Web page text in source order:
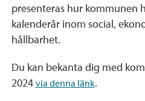
presenteras hur kommunen
kalenderår inom social,
hållbarhet.
Du kan bekanta dig med
2024 via denna länk.